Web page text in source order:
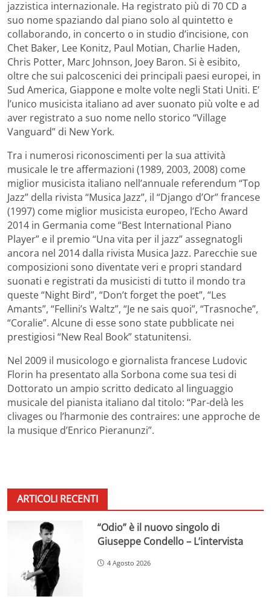
jazzistica internazionale. Ha registrato più di 70 CD a
suo nome spaziando dal piano solo al quintetto e
collaborando, in concerto o in studio d’incisione, con
Chet Baker, Lee Konitz, Paul Motian, Charlie Haden,
Chris Potter, Marc Johnson, Joey Baron. Si è esibito,
oltre che sui palcoscenici dei principali paesi europei, in
Sud America, Giappone e molte volte negli Stati Uniti. E’
l’unico musicista italiano ad aver suonato più volte e ad
aver registrato a suo nome nello storico “Village
Vanguard” di New York.
Tra i numerosi riconoscimenti per la sua attività
musicale le tre affermazioni (1989, 2003, 2008) come
miglior musicista italiano nell’annuale referendum “Top
Jazz” della rivista “Musica Jazz”, il “Django d’Or” francese
(1997) come miglior musicista europeo, l’Echo Award
2014 in Germania come “Best International Piano
Player” e il premio “Una vita per il jazz” assegnatogli
ancora nel 2014 dalla rivista Musica Jazz. Parecchie sue
composizioni sono diventate veri e propri standard
suonati e registrati da musicisti di tutto il mondo tra
queste “Night Bird”, “Don’t forget the poet”, “Les
Amants”, “Fellini’s Waltz”, “Je ne sais quoi”, “Trasnoche”,
“Coralie”. Alcune di esse sono state pubblicate nei
prestigiosi “New Real Book” statunitensi.
Nel 2009 il musicologo e giornalista francese Ludovic
Florin ha presentato alla Sorbona come sua tesi di
Dottorato un ampio scritto dedicato al linguaggio
musicale del pianista italiano dal titolo: “Par-delà les
clivages ou l’harmonie des contraires: une approche de
la musique d’Enrico Pieranunzi”.
ARTICOLI RECENTI
“Odio” è il nuovo singolo di
Giuseppe Condello – L’intervista
4 Agosto 2026